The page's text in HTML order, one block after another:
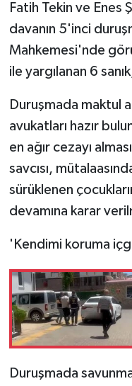
Fatih Tekin ve Enes
davanın 5'inci
Mahkemesi'nde
ile yargılanan 6
Duruşmada maktul
avukatları hazır
en ağır cezayı
savcısı,
sürüklenen
devamına karar
'Kendimi koruma
Duruşmada